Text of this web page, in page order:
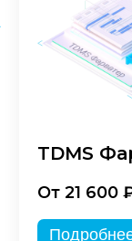
TDMS
От 21 600